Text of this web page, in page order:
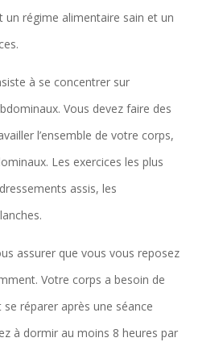
un régime alimentaire sain et un
à se concentrer sur
Vous devez faire des
l’ensemble de votre corps,
Les exercices les plus
assis, les
assurer que vous vous reposez
Votre corps a besoin de
réparer après une séance
à dormir au moins 8 heures par